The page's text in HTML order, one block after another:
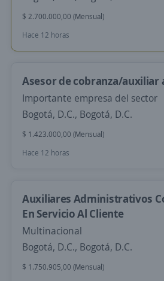
$ 2.700.000,00 (Mensual)
Hace 12 horas
Asesor de cobranza/
Importante empresa del sector
Bogotá, D.C., Bogotá, D.C.
$ 1.423.000,00 (Mensual)
Hace 12 horas
Auxiliares Administrativos
En Servicio Al Cliente
Multinacional
Bogotá, D.C., Bogotá, D.C.
$ 1.750.905,00 (Mensual)